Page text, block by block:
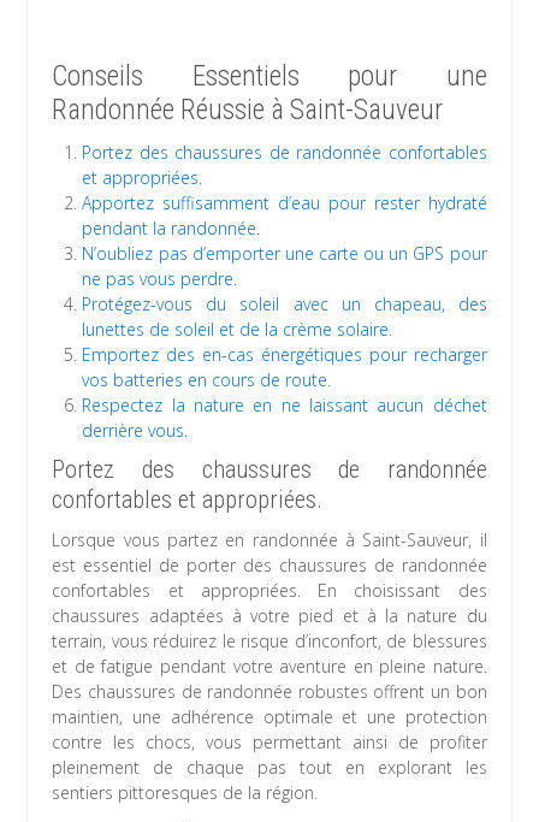
Conseils Essentiels pour une
Randonnée Réussie à Saint-Sauveur
Portez des chaussures de randonnée confortables
et appropriées.
Apportez suffisamment d’eau pour rester hydraté
pendant la randonnée.
N’oubliez pas d’emporter une carte ou un GPS pour
ne pas vous perdre.
Protégez-vous du soleil avec un chapeau, des
lunettes de soleil et de la crème solaire.
Emportez des en-cas énergétiques pour recharger
vos batteries en cours de route.
Respectez la nature en ne laissant aucun déchet
derrière vous.
Portez des chaussures de randonnée
confortables et appropriées.
Lorsque vous partez en randonnée à Saint-Sauveur, il
est essentiel de porter des chaussures de randonnée
confortables et appropriées. En choisissant des
chaussures adaptées à votre pied et à la nature du
terrain, vous réduirez le risque d’inconfort, de blessures
et de fatigue pendant votre aventure en pleine nature.
Des chaussures de randonnée robustes offrent un bon
maintien, une adhérence optimale et une protection
contre les chocs, vous permettant ainsi de profiter
pleinement de chaque pas tout en explorant les
sentiers pittoresques de la région.